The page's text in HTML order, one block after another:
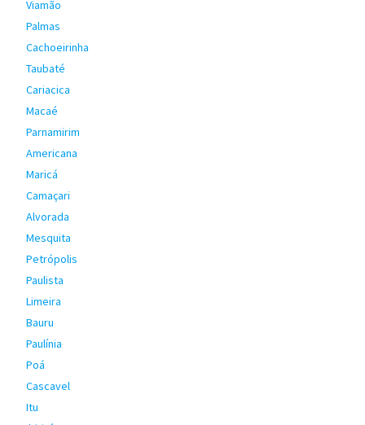
Viamão
Palmas
Cachoeirinha
Taubaté
Cariacica
Macaé
Parnamirim
Americana
Maricá
Camaçari
Alvorada
Mesquita
Petrópolis
Paulista
Limeira
Bauru
Paulínia
Poá
Cascavel
Itu